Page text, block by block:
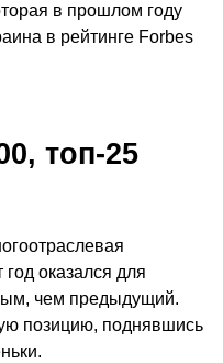
в прошлом году
в рейтинге Forbes
топ-25
оказался для
чем предыдущий.
позицию, поднявшись